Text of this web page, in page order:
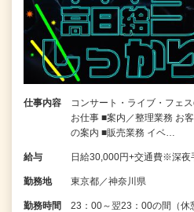
仕事内容
コンサート・ライブ・フェ
お仕事 ■案内／整理業務 お
の案内 ■販売業務 イベ…
給与 日給30,000円+交通費※深夜
勤務地 東京都／神奈川県
勤務時間
23：00～翌23：00の間（休